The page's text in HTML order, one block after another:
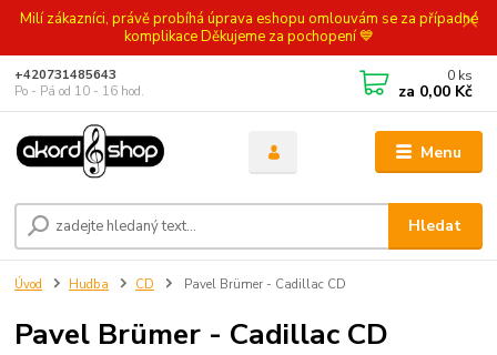
Milí zákazníci, právě probíhá úprava eshopu omlouvám se za případné
komplikace Děkujeme za pochopení 💙
Menu
Hledat
+420731485643
Po - Pá od 10 - 16 hod.
0 ks
za 0,00 Kč
Úvod Hudba CD Pavel Brümer - Cadillac CD
Pavel Brümer - Cadillac CD